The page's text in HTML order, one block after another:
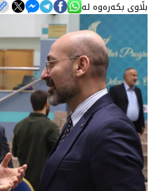
هه‌واڵ
گەلەری
بڵاوی بکەرەوە لە